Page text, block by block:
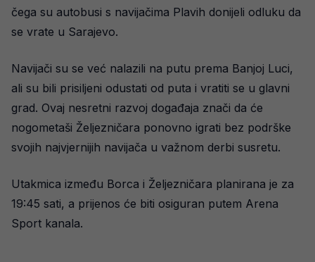
čega su autobusi s navijačima Plavih donijeli odluku da
se vrate u Sarajevo.
Navijači su se već nalazili na putu prema Banjoj Luci,
ali su bili prisiljeni odustati od puta i vratiti se u glavni
grad. Ovaj nesretni razvoj događaja znači da će
nogometaši Željezničara ponovno igrati bez podrške
svojih najvjernijih navijača u važnom derbi susretu.
Utakmica između Borca i Željezničara planirana je za
19:45 sati, a prijenos će biti osiguran putem Arena
Sport kanala.